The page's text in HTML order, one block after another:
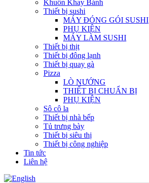
Khuôn Khay Bánh
Thiết bị sushi
MÁY ĐÓNG GÓI SUSHI
PHỤ KIỆN
MÁY LÀM SUSHI
Thiết bị thịt
Thiết bị đông lạnh
Thiết bị quay gà
Pizza
LÒ NƯỚNG
THIẾT BỊ CHUẨN BỊ
PHỤ KIỆN
Sô cô la
Thiết bị nhà bếp
Tủ trưng bày
Thiết bị siêu thị
Thiết bị công nghiệp
Tin tức
Liên hệ